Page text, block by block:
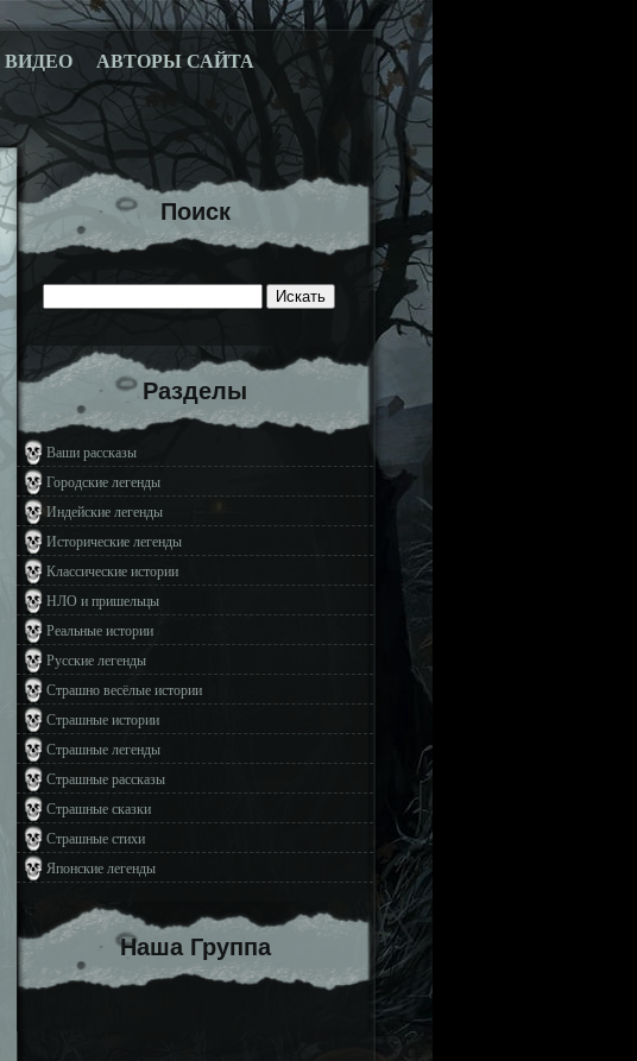
ВИДЕО АВТОРЫ САЙТА
Поиск
Разделы
Ваши рассказы
Городские легенды
Индейские легенды
Исторические легенды
Классические истории
НЛО и пришельцы
Реальные истории
Русские легенды
Страшно весёлые истории
Страшные истории
Страшные легенды
Страшные рассказы
Страшные сказки
Страшные стихи
Японские легенды
Наша Группа